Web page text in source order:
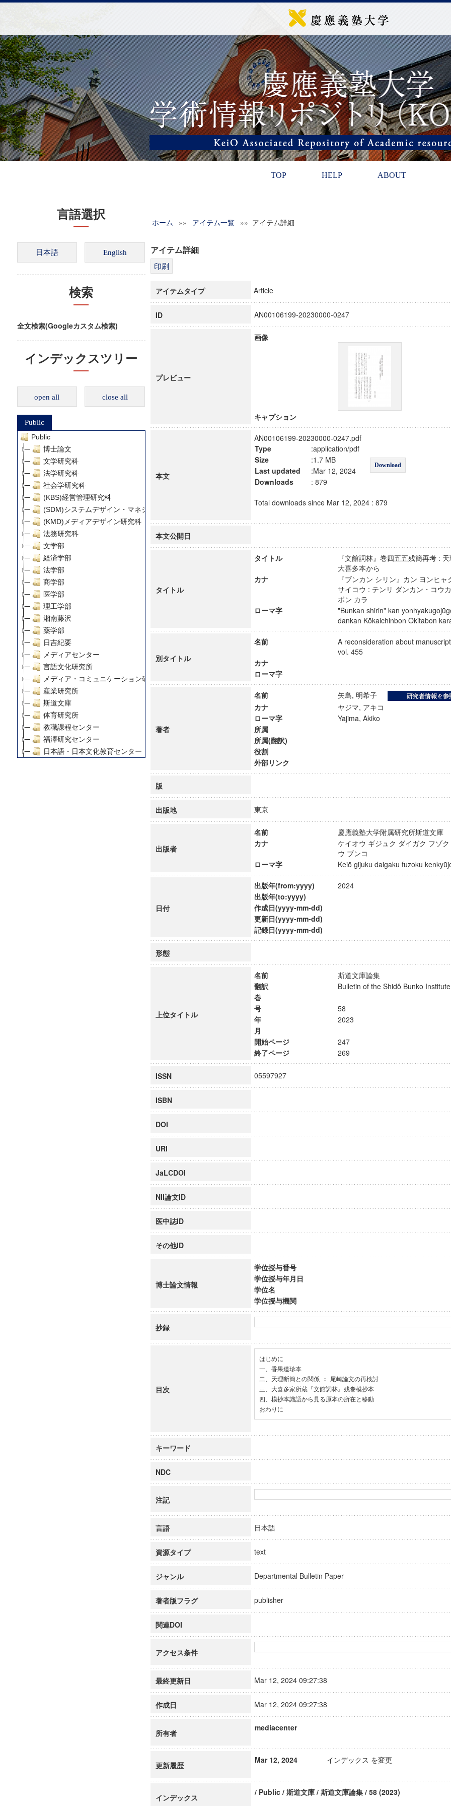
TOP HELP ABOUT
言語選択
検索
全文検索(Googleカスタム検索)
インデックスツリー
open all close all
Public
Public
博士論文
文学研究科
法学研究科
社会学研究科
(KBS)経営管理研究科
(SDM)システムデザイン・マネジメント研究科
(KMD)メディアデザイン研究科
法務研究科
文学部
経済学部
法学部
商学部
医学部
理工学部
湘南藤沢
薬学部
日吉紀要
メディアセンター
言語文化研究所
メディア・コミュニケーション研究所
産業研究所
斯道文庫
体育研究所
教職課程センター
福澤研究センター
日本語・日本文化教育センター
デジタルメディア・コンテンツ統合研究センター
グローバルリサーチインスティテュート
慶應義塾大学グローバルCOEプログラム市民社会ガバナンス教育研究センター
慶應義塾大学グローバルCOEプログラム論理と感性の先端的教育研究拠点
ホーム »» アイテム一覧 »» アイテム詳細
アイテム詳細
アイテムタイプ Article
ID AN00106199-20230000-0247
プレビュー
画像
キャプション
本文
AN00106199-20230000-0247.pdf
Type
:application/pdf
Download
Size
:1.7 MB
Last updated
:Mar 12, 2024
Downloads
: 879
Total downloads since Mar 12, 2024 : 879
本文公開日
タイトル
タイトル
『文館詞林』巻四五五残簡再考 :
大喜多本から
カナ
『ブンカン シリン』カン ヨンヒ
サイコウ : テンリ ダンカン・コウ
ボン カラ
ローマ字
"Bunkan shirin" kan
dankan Kōkaichinbon Ōkitabon
別タイトル
名前
A reconsideration about
vol. 455
カナ
ローマ字
著者
名前
矢島, 明希子
カナ
ヤジマ, アキコ
ローマ字
Yajima, Akiko
所属
所属(翻訳)
役割
外部リンク
版
出版地 東京
出版者
名前
慶應義塾大学附属研究所斯道文
カナ
ケイオウ ギジュク ダイガク フゾ
ウ ブンコ
ローマ字
Keiō gijuku daigaku fuzoku
日付
出版年(from:yyyy)
2024
出版年(to:yyyy)
作成日(yyyy-mm-dd)
更新日(yyyy-mm-dd)
記録日(yyyy-mm-dd)
形態
上位タイトル
名前
斯道文庫論集
翻訳
Bulletin of the Shidô Bunko
巻
号
58
年
2023
月
開始ページ
247
終了ページ
269
ISSN 05597927
ISBN
DOI
URI
JaLCDOI
NII論文ID
医中誌ID
その他ID
博士論文情報
学位授与番号
学位授与年月日
学位名
学位授与機関
抄録
目次
はじめに
一、香果遺珍本
二、天理断簡との関係 : 尾崎論文の再検討
三、大喜多家所蔵『文館詞林』残巻模抄本
四、模抄本識語から見る原本の所在と移動
おわりに
キーワード
NDC
注記
言語 日本語
資源タイプ text
ジャンル Departmental Bulletin Paper
著者版フラグ publisher
関連DOI
アクセス条件
最終更新日 Mar 12, 2024 09:27:38
作成日 Mar 12, 2024 09:27:38
所有者
mediacenter
更新履歴
Mar 12, 2024 インデックス を変更
インデックス
/ Public / 斯道文庫 / 斯道文庫論集 / 58 (2023)